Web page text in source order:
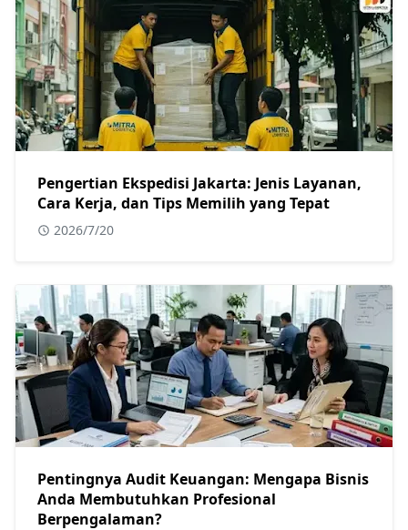
Pengertian Ekspedisi Jakarta: Jenis Layanan,
Cara Kerja, dan Tips Memilih yang Tepat
2026/7/20
Pentingnya Audit Keuangan: Mengapa Bisnis
Anda Membutuhkan Profesional
Berpengalaman?